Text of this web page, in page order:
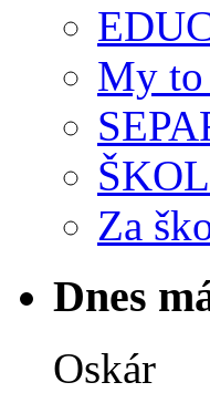
My to
Za
Dnes
Oskár